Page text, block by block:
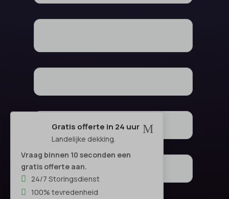
M
Gratis offerte in 24 uur
Landelijke dekking.
Vraag binnen 10 seconden een
gratis offerte aan.
24/7 Storingsdienst
100% tevredenheid